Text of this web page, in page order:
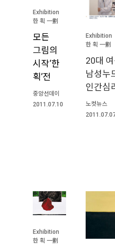
Exhibition
한 획 一劃
모든
그림의
시작‘한
획’전
중앙선데이
2011.07.10
Exhibition
한 획 一劃
20대
남성누
인간심
노컷뉴스
Exhibition
한 획 一劃